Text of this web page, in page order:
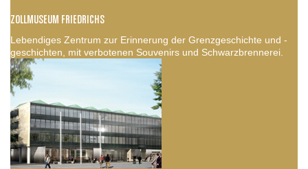
ZOLLMUSEUM FRIEDRICHS
Lebendiges Zentrum zur Erinnerung der Grenzgeschichte und -
geschichten, mit verbotenen Souvenirs und Schwarzbrennerei.